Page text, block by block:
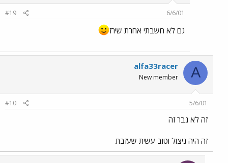
6/6/01
#19
גם לא חשבתי אחרת שירז
A
alfa33racer
New member
5/6/01
#10
זה לא גבר זה
זה היה ניצול וטוב עשית שעזבת